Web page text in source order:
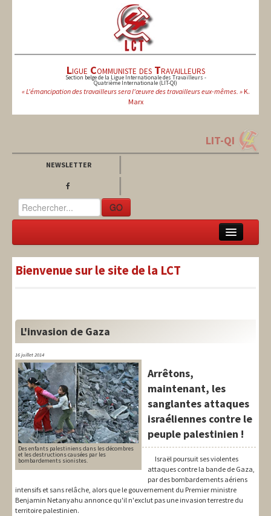
Ligue Communiste des Travailleurs
Section belge de la Ligue Internationale des Travailleurs -
Quatrième Internationale (LIT-QI)
« L'émancipation des travailleurs sera l'œuvre des travailleurs eux-mêmes. »K.
Marx
LIT-QI
NEWSLETTER
GO
LIT-QI
International
Syndical
Social
Thèmes
Bienvenue sur le site de la LCT
L'invasion de Gaza
16 juillet 2014
Des enfants palestiniens dans les décombres
et les destructions causées par les
bombardements sionistes.
Arrêtons,
maintenant, les
sanglantes attaques
israéliennes contre le
peuple palestinien !
Israël poursuit ses violentes
attaques contre la bande de Gaza,
par des bombardements aériens
intensifs et sans relâche, alors que le gouvernement du Premier ministre
Benjamin Netanyahu annonce qu'il n'exclut pas une invasion terrestre du
territoire palestinien.